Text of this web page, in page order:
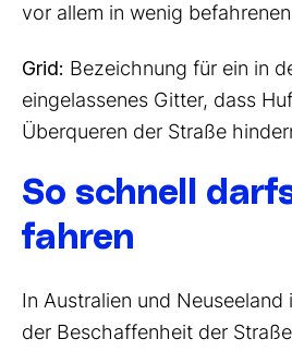
vor allem in wenig
Grid: Bezeichnung für ein in
eingelassenes Gitter, dass
Überqueren der Straße
So schnell
fahren
In Australien und Neuseeland
der Beschaffenheit der